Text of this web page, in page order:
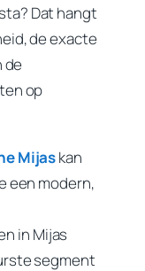
Dat hangt
de exacte
de
op
Mijaskan
een modern,
in Mijas
segment